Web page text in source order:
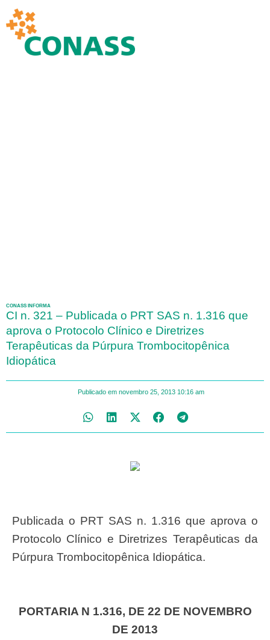
CONASS INFORMA
CI n. 321 – Publicada o PRT SAS n. 1.316 que
aprova o Protocolo Clínico e Diretrizes
Terapêuticas da Púrpura Trombocitopênica
Idiopática
Publicado em novembro 25, 2013 10:16 am
Publicada o PRT SAS n. 1.316 que aprova o
Protocolo Clínico e Diretrizes Terapêuticas da
Púrpura Trombocitopênica Idiopática.
PORTARIA N 1.316, DE 22 DE NOVEMBRO
DE 2013